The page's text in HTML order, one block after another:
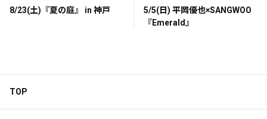
8/23(土)『夏の庭』 in 神戸
5/5(日) 平岡優也×SANGWOO
『Emerald』
TOP